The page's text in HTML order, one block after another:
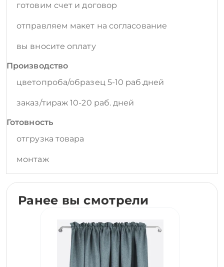
готовим счет и договор
отправляем макет на согласование
вы вносите оплату
Производство
цветопроба/образец 5-10 раб.дней
заказ/тираж 10-20 раб. дней
Готовность
отгрузка товара
монтаж
Ранее вы смотрели